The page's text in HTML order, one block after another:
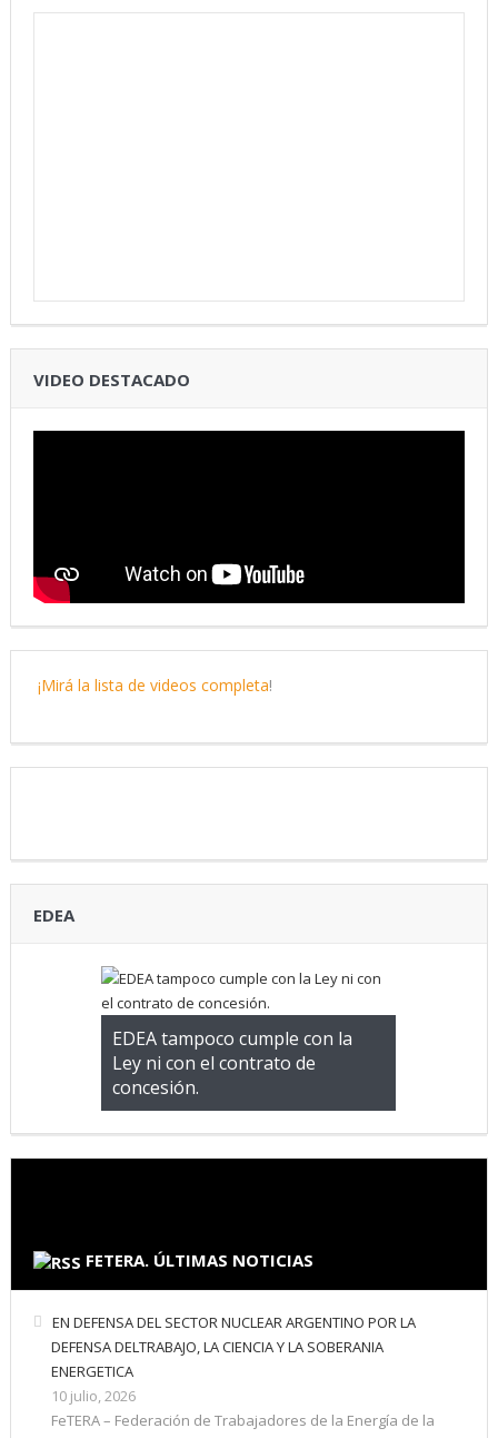
VIDEO DESTACADO
¡Mirá la lista de videos completa!
EDEA
EDEA tampoco cumple con la
Ley ni con el contrato de
concesión.
FETERA. ÚLTIMAS NOTICIAS
EN DEFENSA DEL SECTOR NUCLEAR ARGENTINO POR LA
DEFENSA DELTRABAJO, LA CIENCIA Y LA SOBERANIA
ENERGETICA
10 julio, 2026
FeTERA – Federación de Trabajadores de la Energía de la